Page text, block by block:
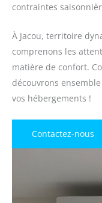
contraintes
À Jacou, territoire
comprenons les
matière de confort.
découvrons
vos hébergements !
Contactez-nous